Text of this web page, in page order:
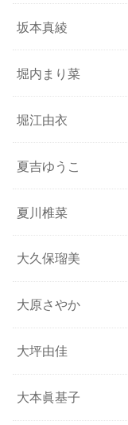
坂本真綾
堀内まり菜
堀江由衣
夏吉ゆうこ
夏川椎菜
大久保瑠美
大原さやか
大坪由佳
大本眞基子